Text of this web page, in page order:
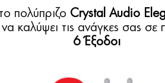
πολύπριζο Crystal Audio
να καλύψει τις ανάγκες σας
6 Έξοδοι